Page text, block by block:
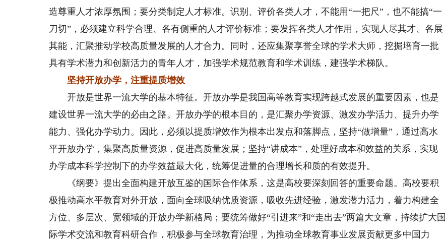
造尊重人才浓厚氛围；要分类制定人才标准。识别、评价各类人才，不能用“一把尺”，也不能搞“一
刀切”，必须建立科学合理、各有侧重的人才评价标准；要发挥各类人才作用，实现人尽其才、各展
其能，汇聚推动学校高质量发展的人才合力。同时，还应集聚享誉全球的学术大师，挖掘培育一批
具有学术潜力和创新活力的青年人才，加强学术规范教育和学术训练，建强学术梯队。
坚持开放办学，注重提质增效
开放是世界一流大学的基本特征。开放办学是我国高等教育实现跨越式发展的重要因素，也是
建设世界一流大学的必由之路。开放办学的根本目的，是汇聚办学资源、激发办学活力、提升办学
能力、强化办学动力。因此，必须以提质增效作为根本出发点和落脚点，坚持“做增量”，通过高水
平开放办学，集聚高质量资源，促进高质量发展；坚持“讲成本”，处理好成本和效益的关系，实现
办学成本科学控制下的办学效益最大化，统筹促进量的合理增长和质的有效提升。
《纲要》提出全面构建开放互鉴的国际合作体系，这是高校要深刻回答的重要命题。高校要积
极推动高水平教育对外开放，面向全球吸纳优质资源，吸收先进经验，激发潜力活力，着力构建全
方位、多层次、宽领域的开放办学新格局；要统筹做好“引进来”和“走出去”两篇大文章，持续扩大国
际学术交流和教育科研合作，积极参与全球教育治理，为推动全球教育事业发展贡献更多中国力